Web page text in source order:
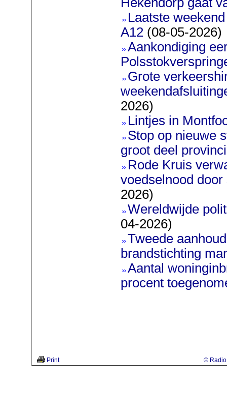
Laatste
A12 (08-05-2026)
Aankondiging
Grote
2026)
Lintjes in
Stop op nieuwe
groot deel
Rode Kruis
voedselnood
2026)
Wereldwijde
04-2026)
Tweede
brandstichting
Aantal
procent
Print © Radio